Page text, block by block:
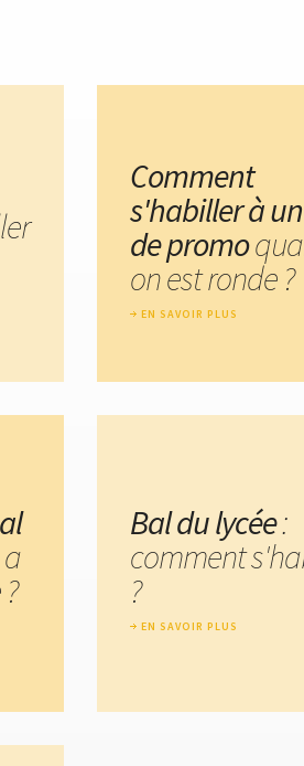
Comment
s'habiller à
de promo
on est ronde ?
EN SAVOIR PLUS
Bal du lycée:
comment
?
EN SAVOIR PLUS